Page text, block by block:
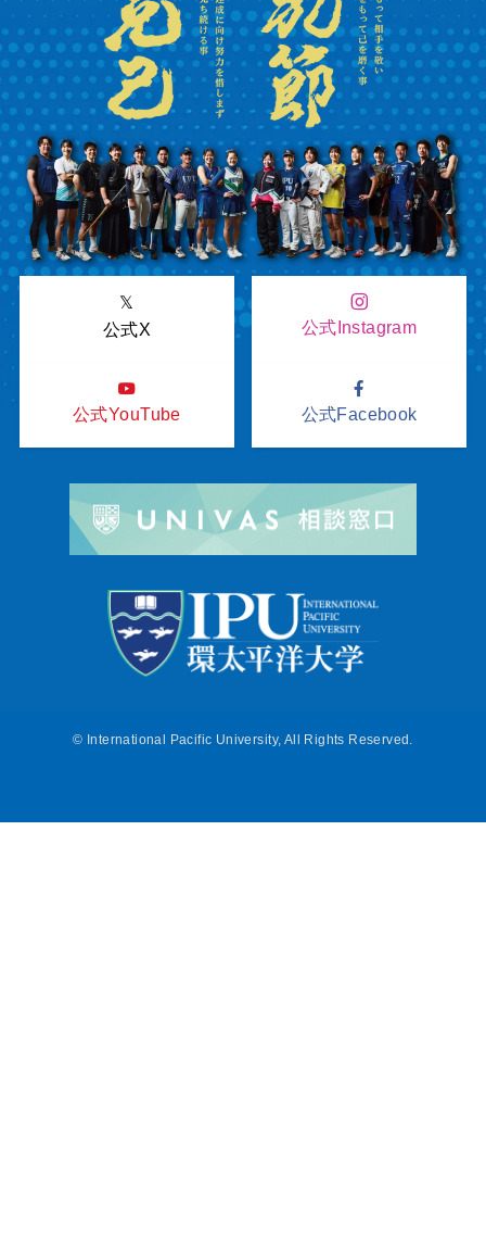
𝕏
公式X
公式Instagram
公式YouTube 公式Facebook
© International Pacific University, All Rights Reserved.